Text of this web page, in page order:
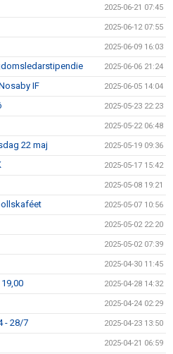
2025-06-21 07:45
2025-06-12 07:55
2025-06-09 16:03
2025-06-06 21:24
IF 2025-06-05 14:04
2025-05-23 22:23
2025-05-22 06:48
22 maj 2025-05-19 09:36
2025-05-17 15:42
2025-05-08 19:21
2025-05-07 10:56
2025-05-02 22:20
2025-05-02 07:39
2025-04-30 11:45
19,00 2025-04-28 14:32
2025-04-24 02:29
- 28/7 2025-04-23 13:50
2025-04-21 06:59